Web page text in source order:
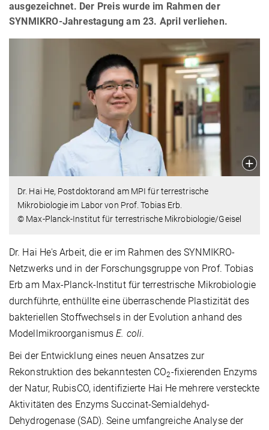
ausgezeichnet. Der Preis wurde im Rahmen der
SYNMIKRO-Jahrestagung am 23. April verliehen.
Dr. Hai He, Postdoktorand am MPI für terrestrische
Mikrobiologie im Labor von Prof. Tobias Erb.
© Max-Planck-Institut für terrestrische Mikrobiologie/Geisel
Dr. Hai He's Arbeit, die er im Rahmen des SYNMIKRO-
Netzwerks und in der Forschungsgruppe von Prof. Tobias
Erb am Max-Planck-Institut für terrestrische Mikrobiologie
durchführte, enthüllte eine überraschende Plastizität des
bakteriellen Stoffwechsels in der Evolution anhand des
ModellmikroorganismusE. coli.
Bei der Entwicklung eines neuen Ansatzes zur
Rekonstruktion des bekanntesten CO2-fixierenden Enzyms
der Natur, RubisCO, identifizierte Hai He mehrere versteckte
Aktivitäten des Enzyms Succinat-Semialdehyd-
Dehydrogenase (SAD). Seine umfangreiche Analyse der